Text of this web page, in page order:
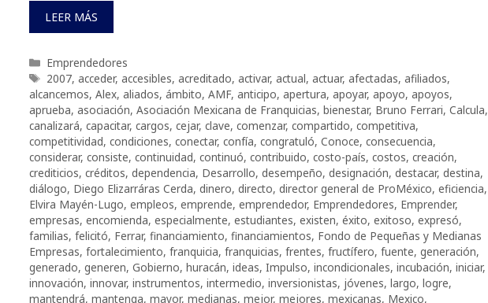
LEER MÁS
Categorías
Emprendedores
Etiquetas
2007, acceder, accesibles, acreditado, activar, actual, actuar, afectadas, afiliados,
alcancemos, Alex, aliados, ámbito, AMF, anticipo, apertura, apoyar, apoyo, apoyos,
aprueba, asociación, Asociación Mexicana de Franquicias, bienestar, Bruno Ferrari, Calcula,
canalizará, capacitar, cargos, cejar, clave, comenzar, compartido, competitiva,
competitividad, condiciones, conectar, confía, congratuló, Conoce, consecuencia,
considerar, consiste, continuidad, continuó, contribuido, costo-país, costos, creación,
crediticios, créditos, dependencia, Desarrollo, desempeño, designación, destacar, destina,
diálogo, Diego Elizarráras Cerda, dinero, directo, director general de ProMéxico, eficiencia,
Elvira Mayén-Lugo, empleos, emprende, emprendedor, Emprendedores, Emprender,
empresas, encomienda, especialmente, estudiantes, existen, éxito, exitoso, expresó,
familias, felicitó, Ferrar, financiamiento, financiamientos, Fondo de Pequeñas y Medianas
Empresas, fortalecimiento, franquicia, franquicias, frentes, fructífero, fuente, generación,
generado, generen, Gobierno, huracán, ideas, Impulso, incondicionales, incubación, iniciar,
innovación, innovar, instrumentos, intermedio, inversionistas, jóvenes, largo, logre,
mantendrá, mantenga, mayor, medianas, mejor, mejores, mexicanas, Mexico,